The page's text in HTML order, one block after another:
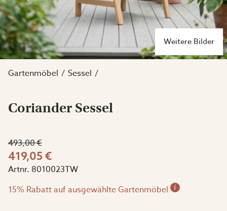
Weitere Bilder
Gartenmöbel Sessel
Coriander Sessel
493,00 €
419,05 €
Artnr. 8010023TW
15% Rabatt auf ausgewählte Gartenmöbel
i